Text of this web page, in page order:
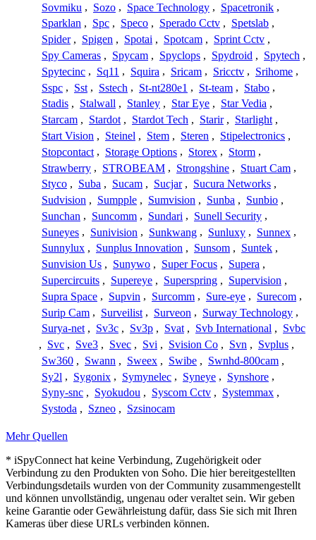
Sovmiku , Sozo , Space Technology , Spacetronik ,
Sparklan , Spc , Speco , Sperado Cctv , Spetslab ,
Spider , Spigen , Spotai , Spotcam , Sprint Cctv ,
Spy Cameras , Spycam , Spyclops , Spydroid , Spytech ,
Spytecinc , Sq11 , Squira , Sricam , Sricctv , Srihome ,
Sspc , Sst , Sstech , St-nt280e1 , St-team , Stabo ,
Stadis , Stalwall , Stanley , Star Eye , Star Vedia ,
Starcam , Stardot , Stardot Tech , Starir , Starlight ,
Start Vision , Steinel , Stem , Steren , Stipelectronics ,
Stopcontact , Storage Options , Storex , Storm ,
Strawberry , STROBEAM , Strongshine , Stuart Cam ,
Styco , Suba , Sucam , Sucjar , Sucura Networks ,
Sudvision , Sumpple , Sumvision , Sunba , Sunbio ,
Sunchan , Suncomm , Sundari , Sunell Security ,
Suneyes , Sunivision , Sunkwang , Sunluxy , Sunnex ,
Sunnylux , Sunplus Innovation , Sunsom , Suntek ,
Sunvision Us , Sunywo , Super Focus , Supera ,
Supercircuits , Supereye , Superspring , Supervision ,
Supra Space , Supvin , Surcomm , Sure-eye , Surecom ,
Surip Cam , Surveilist , Surveon , Surway Technology ,
Surya-net , Sv3c , Sv3p , Svat , Svb International , Svbc
, Svc , Sve3 , Svec , Svi , Svision Co , Svn , Svplus ,
Sw360 , Swann , Sweex , Swibe , Swnhd-800cam ,
Sy2l , Sygonix , Symynelec , Syneye , Synshore ,
Syny-snc , Syokudou , Syscom Cctv , Systemmax ,
Systoda , Szneo , Szsinocam
Mehr Quellen
* iSpyConnect hat keine Verbindung, Zugehörigkeit oder
Verbindung zu den Produkten von Soho. Die hier bereitgestellten
Verbindungsdetails wurden von der Community zusammengestellt
und können unvollständig, ungenau oder veraltet sein. Wir geben
keine Garantie oder Gewährleistung dafür, dass Sie sich mit Ihren
Kameras über diese URLs verbinden können.